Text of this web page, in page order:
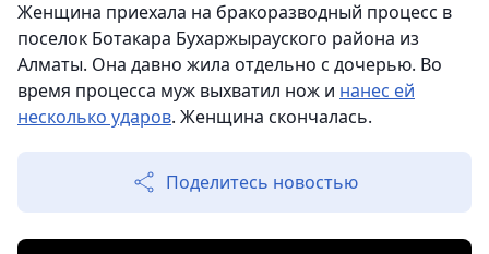
Женщина приехала на бракоразводный процесс в
поселок Ботакара Бухаржырауского района из
Алматы. Она давно жила отдельно с дочерью. Во
время процесса муж выхватил нож и нанес ей
несколько ударов. Женщина скончалась.
Поделитесь новостью